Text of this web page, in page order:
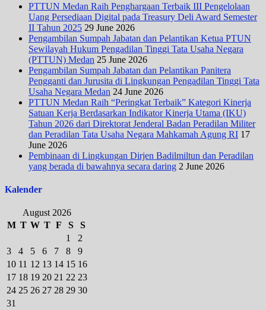
PTTUN Medan Raih Penghargaan Terbaik III Pengelolaan
Uang Persediaan Digital pada Treasury Deli Award Semester
II Tahun 2025 29 June 2026
Pengambilan Sumpah Jabatan dan Pelantikan Ketua PTUN
Sewilayah Hukum Pengadilan Tinggi Tata Usaha Negara
(PTTUN) Medan 25 June 2026
Pengambilan Sumpah Jabatan dan Pelantikan Panitera
Pengganti dan Jurusita di Lingkungan Pengadilan Tinggi Tata
Usaha Negara Medan 24 June 2026
PTTUN Medan Raih “Peringkat Terbaik” Kategori Kinerja
Satuan Kerja Berdasarkan Indikator Kinerja Utama (IKU)
Tahun 2026 dari Direktorat Jenderal Badan Peradilan Militer
dan Peradilan Tata Usaha Negara Mahkamah Agung RI 17
June 2026
Pembinaan di Lingkungan Dirjen Badilmiltun dan Peradilan
yang berada di bawahnya secara daring 2 June 2026
Kalender
August 2026
M T W T F S
S
1
2
3
4 5 6 7 8
9
10 11 12 13 14 15 16
17 18 19 20 21 22 23
24 25 26 27 28 29 30
31